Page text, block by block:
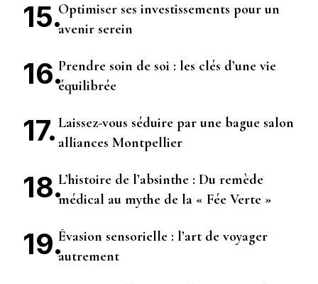
Optimiser ses investissements pour un
avenir serein
Prendre soin de soi : les clés d’une vie
équilibrée
Laissez-vous séduire par une bague salon
alliances Montpellier
L’histoire de l’absinthe : Du remède
médical au mythe de la « Fée Verte »
Évasion sensorielle : l’art de voyager
autrement